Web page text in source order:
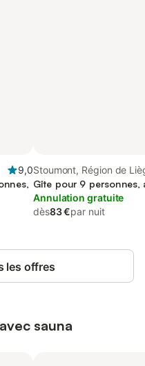
9,0Stoumont, Région de
Gîte pour 9 personnes,
Annulation gratuite
dès83 €par nuit
les offres
sauna